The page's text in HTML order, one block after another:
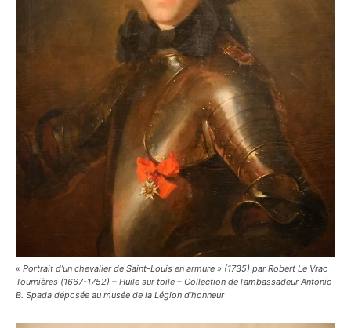
« Portrait d’un chevalier de Saint-Louis en armure » (1735) par Robert Le Vrac
Tournières (1667-1752) – Huile sur toile – Collection de l’ambassadeur Antonio
B. Spada déposée au musée de la Légion d’honneur